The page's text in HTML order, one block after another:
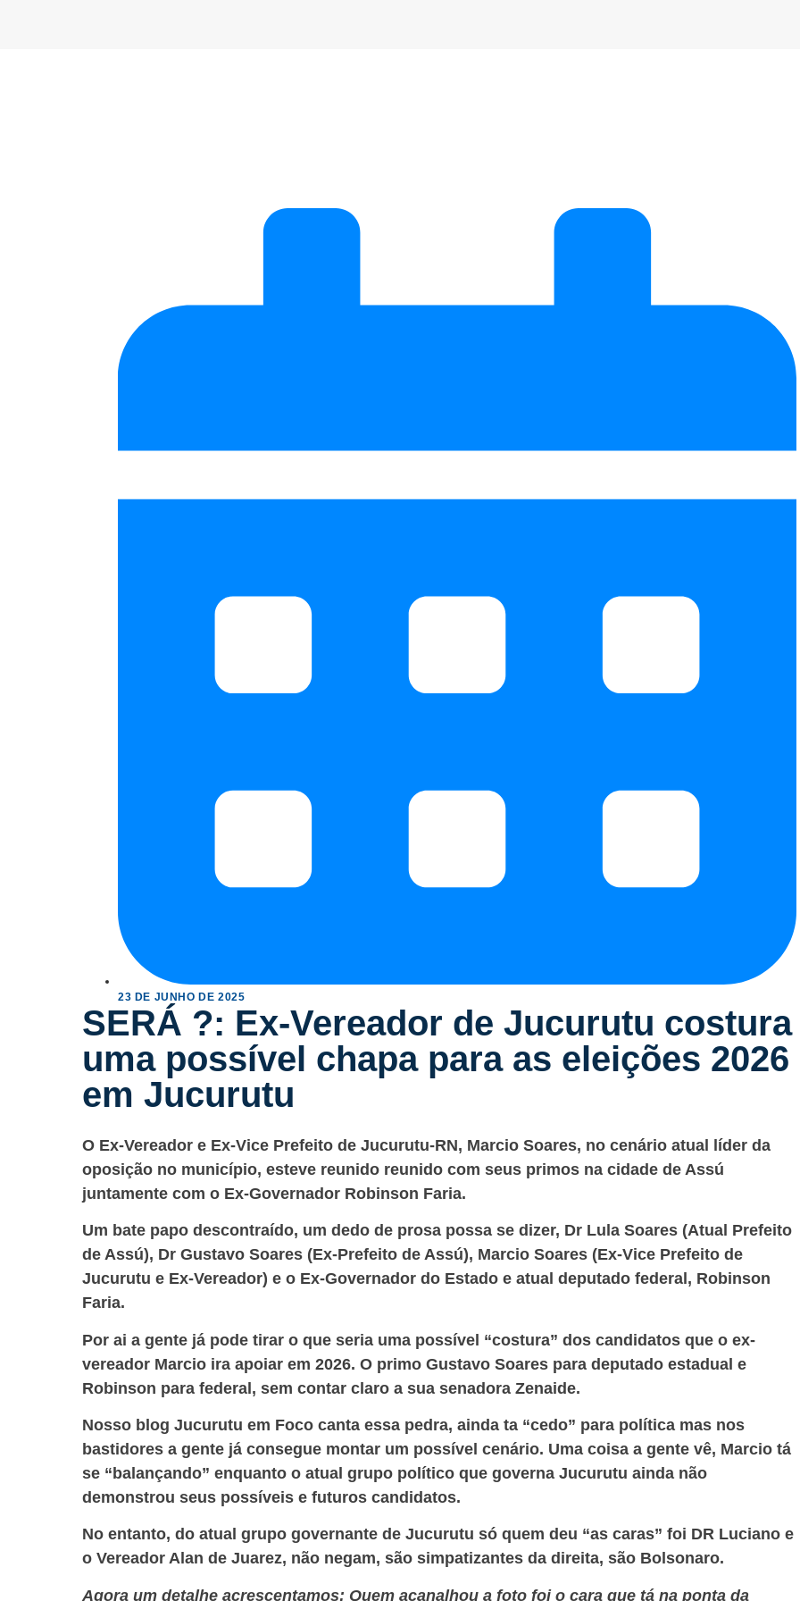
23 DE JUNHO DE 2025
SERÁ ?: Ex-Vereador de Jucurutu costura
uma possível chapa para as eleições 2026
em Jucurutu
O Ex-Vereador e Ex-Vice Prefeito de Jucurutu-RN, Marcio Soares, no cenário atual líder da
oposição no município, esteve reunido reunido com seus primos na cidade de Assú
juntamente com o Ex-Governador Robinson Faria.
Um bate papo descontraído, um dedo de prosa possa se dizer, Dr Lula Soares (Atual Prefeito
de Assú), Dr Gustavo Soares (Ex-Prefeito de Assú), Marcio Soares (Ex-Vice Prefeito de
Jucurutu e Ex-Vereador) e o Ex-Governador do Estado e atual deputado federal, Robinson
Faria.
Por ai a gente já pode tirar o que seria uma possível “costura” dos candidatos que o ex-
vereador Marcio ira apoiar em 2026. O primo Gustavo Soares para deputado estadual e
Robinson para federal, sem contar claro a sua senadora Zenaide.
Nosso blog Jucurutu em Foco canta essa pedra, ainda ta “cedo” para política mas nos
bastidores a gente já consegue montar um possível cenário. Uma coisa a gente vê, Marcio tá
se “balançando” enquanto o atual grupo político que governa Jucurutu ainda não
demonstrou seus possíveis e futuros candidatos.
No entanto, do atual grupo governante de Jucurutu só quem deu “as caras” foi DR Luciano e
o Vereador Alan de Juarez, não negam, são simpatizantes da direita, são Bolsonaro.
Agora um detalhe acrescentamos: Quem acanalhou a foto foi o cara que tá na ponta da